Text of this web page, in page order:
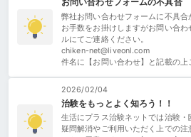
弊社お問い合わせフォームに不具合
お手数をお掛けしますがお問い合
ルにてご連絡ください。
chiken-net@liveonl.com
件名に【お問い合わせ】と記載の上
2026/02/04
治験をもっとよく知ろう！！
生活にプラス治験ネットでは治験
疑問解消やご利用いただく上での注